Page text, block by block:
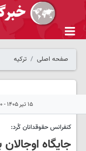
صفحه اصلی ترکیه
۱۵ تیر ۱۴۰۵ - ۱۳:۰۰
کنفرانس حقوقدانان کُرد:
جایگاه